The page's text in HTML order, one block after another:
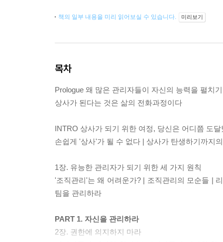
책의 일부 내용을 미리 읽어보실 수 있습니다. 미리보기
목차
Prologue 왜 많은 관리자들이 자신의 능력을 펼치
상사가 된다는 것은 삶의 전화과정이다
INTRO 상사가 되기 위한 여정, 당신은 어디쯤 도달
손쉽게 '상사'가 될 수 없다 | 상사가 탄생하기까지
1장. 유능한 관리자가 되기 위한 세 가지 원칙
'조직관리'는 왜 어려운가? | 조직관리의 모순들 |
팀을 관리하라
PART 1. 자신을 관리하라
2장. 권한에 의지하지 마라